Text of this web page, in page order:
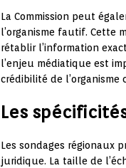
La Commission peut
l’organisme fautif. Cette
rétablir l’information
l’enjeu médiatique est
crédibilité de
Les
Les sondages régionaux
juridique. La taille de